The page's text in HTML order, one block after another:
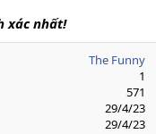
xác nhất!
The Funny
1
571
29/4/23
29/4/23